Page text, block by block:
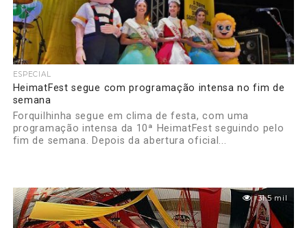
ESPECIAL
HeimatFest segue com programação intensa no fim de
semana
Forquilhinha segue em clima de festa, com uma
programação intensa da 10ª HeimatFest seguindo pelo
fim de semana. Depois da abertura oficial...
31.5 mil